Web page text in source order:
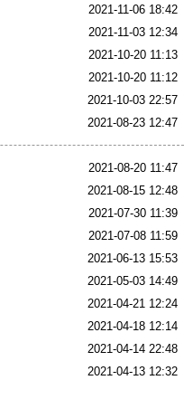
2021-11-06 18:42
2021-11-03 12:34
2021-10-20 11:13
2021-10-20 11:12
2021-10-03 22:57
2021-08-23 12:47
2021-08-20 11:47
2021-08-15 12:48
2021-07-30 11:39
2021-07-08 11:59
2021-06-13 15:53
2021-05-03 14:49
2021-04-21 12:24
2021-04-18 12:14
2021-04-14 22:48
2021-04-13 12:32